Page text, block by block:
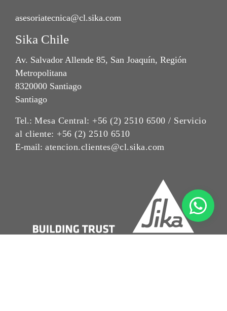
asesoriatecnica@cl.sika.com
Sika Chile
Av. Salvador Allende 85, San Joaquín, Región
Metropolitana
8320000 Santiago
Santiago
Tel.: Mesa Central: +56 (2) 2510 6500 / Servicio
al cliente: +56 (2) 2510 6510
E-mail: atencion.clientes@cl.sika.com